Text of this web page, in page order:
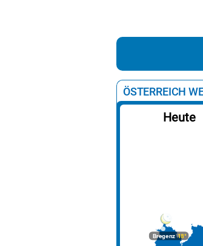
ÖSTERREICH
Heute
Bregenz18°